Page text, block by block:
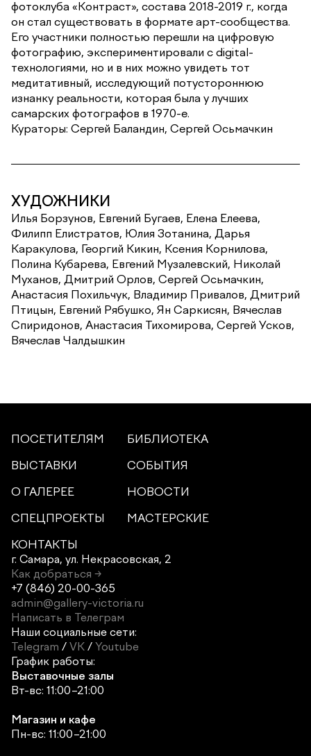
фотоклуба «Контраст», состава 2018-2019 г., когда
он стал существовать в формате арт-сообщества.
Его участники полностью перешли на цифровую
фотографию, экспериментировали с digital-
технологиями, но и в них можно увидеть тот
медитативный, исследующий потустороннюю
изнанку реальности, которая была у лучших
самарских фотографов в 1970-е.
Кураторы: Сергей Баландин, Сергей Осьмачкин
ХУДОЖНИКИ
Илья Борзунов, Евгений Бугаев, Елена Елеева,
Филипп Елистратов, Юлия Зотанина, Дарья
Каракулова, Георгий Кикин, Ксения Корнилова,
Полина Кубарева, Евгений Музалевский, Николай
Муханов, Дмитрий Орлов, Сергей Осьмачкин,
Анастасия Похильчук, Владимир Привалов, Дмитрий
Птицын, Евгений Рябушко, Ян Саркисян, Вячеслав
Спиридонов, Анастасия Тихомирова, Сергей Усков,
Вячеслав Чалдышкин
ПОСЕТИТЕЛЯМ
БИБЛИОТЕКА
ВЫСТАВКИ
СОБЫТИЯ
О ГАЛЕРЕЕ
НОВОСТИ
СПЕЦПРОЕКТЫ
МАСТЕРСКИЕ
КОНТАКТЫ
г. Самара, ул. Некрасовская, 2
Как добраться →
+7 (846) 20-00-365
admin@gallery-victoria.ru
Написать в Телеграм
Наши социальные сети:
Telegram / VK / Youtube
График работы:
Выставочные залы
Вт-вс: 11:00–21:00
Магазин и кафе
Пн-вс: 11:00–21:00